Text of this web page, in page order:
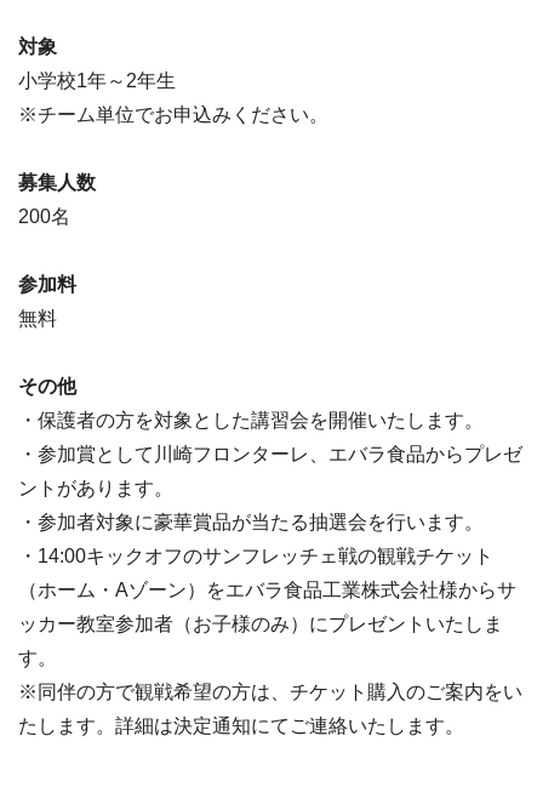
対象
小学校1年～2年生
※チーム単位でお申込みください。
募集人数
200名
参加料
無料
その他
・保護者の方を対象とした講習会を開催いたします。
・参加賞として川崎フロンターレ、エバラ食品からプレゼ
ントがあります。
・参加者対象に豪華賞品が当たる抽選会を行います。
・14:00キックオフのサンフレッチェ戦の観戦チケット
（ホーム・Aゾーン）をエバラ食品工業株式会社様からサ
ッカー教室参加者（お子様のみ）にプレゼントいたしま
す。
※同伴の方で観戦希望の方は、チケット購入のご案内をい
たします。詳細は決定通知にてご連絡いたします。